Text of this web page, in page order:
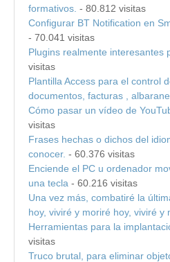
formativos. - 80.812 visitas
Configurar BT Notification en
- 70.041 visitas
Plugins realmente interesantes
visitas
Plantilla Access para el control
documentos, facturas ,
Cómo pasar un vídeo de
visitas
Frases hechas o dichos del
conocer. - 60.376 visitas
Enciende el PC u ordenador
una tecla - 60.216 visitas
Una vez más, combatiré la
hoy, viviré y moriré hoy, viviré y
Herramientas para la
visitas
Truco brutal, para eliminar